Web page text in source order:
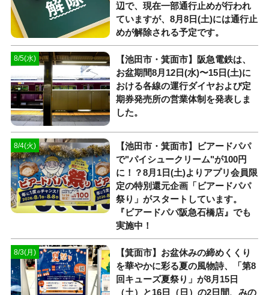
辺で、現在一部通行止めが行われ
ていますが、8月8日(土)には通行止
めが解除される予定です。
8/5(水)
【池田市・箕面市】阪急電鉄は、
お盆期間8月12日(水)〜15日(土)に
おける各線の運行ダイヤおよび定
期券発売所の営業体制を発表しま
した。
8/4(火)
【池田市・箕面市】ビアードパパ
で"パイシュークリーム"が100円
に！？8月1日(土)よりアプリ会員限
定の特別還元企画「ビアードパパ
祭り」がスタートしています。
『ビアードパパ阪急石橋店』でも
実施中！
8/3(月)
【箕面市】お盆休みの締めくくり
を華やかに彩る夏の風物詩、「第8
回キューズ夏祭り」が8月15日
（土）と16日（日）の2日間、みの